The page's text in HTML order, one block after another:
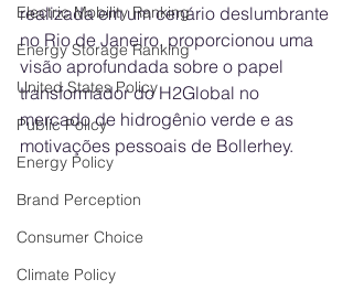
Electric Mobility Ranking
Energy Storage Ranking
United States Policy
Public Policy
Energy Policy
Brand Perception
Consumer Choice
Climate Policy
realizada em um cenário deslumbrante
no Rio de Janeiro, proporcionou uma
visão aprofundada sobre o papel
transformador do H2Global no
mercado de hidrogênio verde e as
motivações pessoais de Bollerhey.